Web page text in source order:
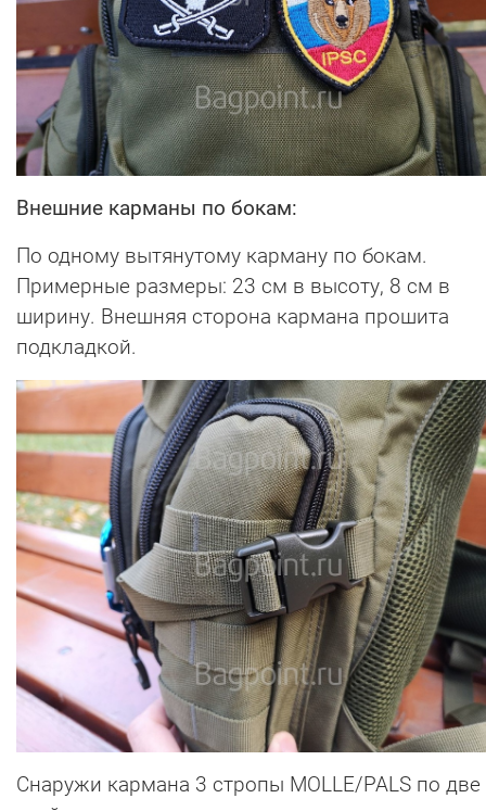
Внешние карманы по бокам:
По одному вытянутому карману по бокам.
Примерные размеры: 23 см в высоту, 8 см в
ширину. Внешняя сторона кармана прошита
подкладкой.
Снаружи кармана 3 стропы MOLLE/PALS по две